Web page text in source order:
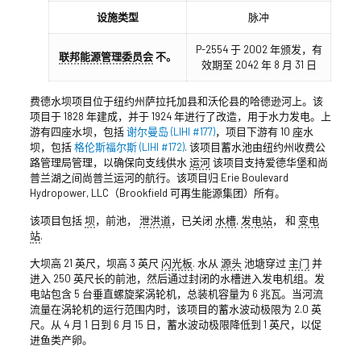
设施类型 脉冲
联邦能源管理委员会不。
P-2554 于 2002 年颁发，有
效期至 2042 年 8 月 31 日
费德水坝项目位于纽约州萨拉托加县和沃伦县的哈德逊河上。该
项目于 1828 年建成，并于 1924 年进行了改造，用于水力发电。上
游有四座水坝，包括谢尔曼岛 (LIHI #177)，项目下游有 10 座水
坝，包括格伦斯福尔斯 (LIHI #172). 该项目蓄水池由纽约州收费公
路管理局管理，以确保向支线供水 运河该项目支持爱德华堡和尚
普兰湖之间尚普兰运河的航行。该项目归 Erie Boulevard
Hydropower, LLC（Brookfield 可再生能源集团）所有。
该项目包括坝，前池， 泄洪道，已关闭 水槽, 发电站， 和 变电
站.
大坝高 21 英尺，坝高 3 英尺 闪光板. 水从 源头池塘穿过 主门 并
进入 250 英尺长的前池，然后通过封闭的水槽进入发电机组。发
电站包含 5 台垂直螺旋桨涡轮机，总装机容量为 6 兆瓦。当河流
流量在涡轮机的运行范围内时，该项目的蓄水波动极限为 2.0 英
尺。从 4 月 1 日到 6 月 15 日，蓄水波动极限降低到 1 英尺，以促
进鱼类产卵。